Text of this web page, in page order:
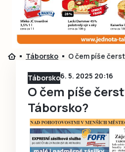
Přihlásit se
Ještě nemám účet,
Táborsko O čem píše
Táborsko6. 5. 2025 20:16
O čem píše
Táborsko?